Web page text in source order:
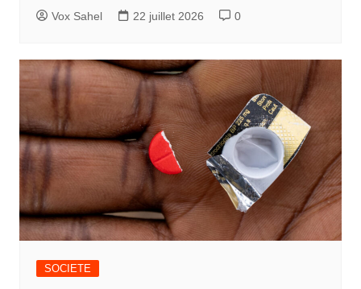
Vox Sahel 22 juillet 2026 0
SOCIETE